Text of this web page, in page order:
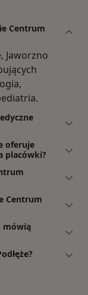
Centrum
Jaworzno
oferuje
placówki?
Centrum
mówią